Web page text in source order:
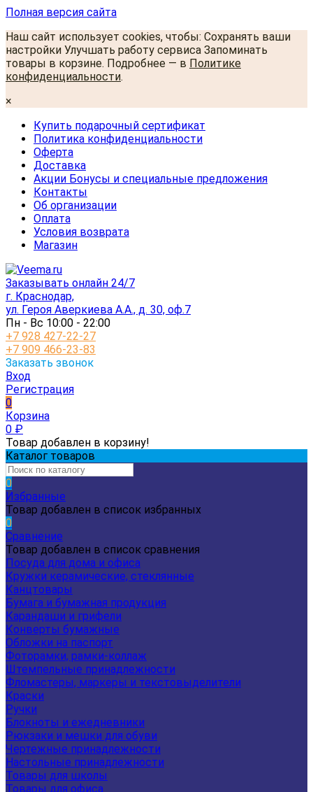
Полная версия сайта
Наш сайт использует cookies, чтобы: Сохранять ваши
настройки Улучшать работу сервиса Запоминать
товары в корзине. Подробнее — в Политике
конфиденциальности.
×
Купить подарочный сертификат
Политика конфиденциальности
Оферта
Доставка
Акции Бонусы и специальные предложения
Контакты
Об организации
Оплата
Условия возврата
Магазин
Заказывать онлайн 24/7
г. Краснодар,
ул. Героя Аверкиева А.А., д. 30, оф.7
Пн - Вс 10:00 - 22:00
+7 928 427-22-27
+7 909 466-23-83
Заказать звонок
Вход
Регистрация
0
Корзина
0 ₽
Товар добавлен в корзину!
Каталог товаров
0
Избранные
Товар добавлен в список избранных
0
Сравнение
Товар добавлен в список сравнения
Посуда для дома и офиса
Кружки керамические, стеклянные
Канцтовары
Бумага и бумажная продукция
Карандаши и грифели
Конверты бумажные
Обложки на паспорт
Фоторамки, рамки-коллаж
Штемпельные принадлежности
Фломастеры, маркеры и текстовыделители
Краски
Ручки
Блокноты и ежедневники
Рюкзаки и мешки для обуви
Чертежные принадлежности
Настольные принадлежности
Товары для школы
Товары для офиса